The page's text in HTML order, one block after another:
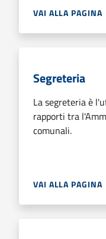
VAI ALLA PAGINA
Segreteria
La segreteria è
rapporti tra
comunali.
VAI ALLA PAGINA